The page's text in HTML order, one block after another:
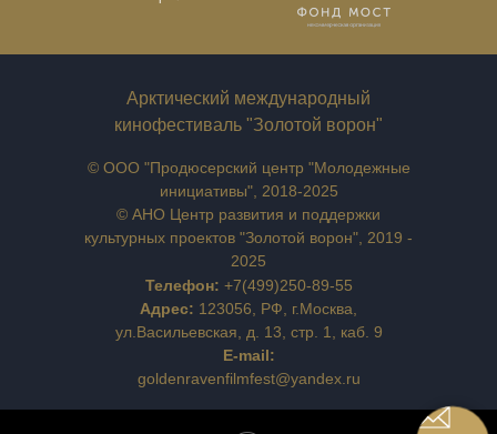
Арктический международный
кинофестиваль "Золотой ворон"
Телефон: +7(499)250-89-55
Адрес: 123056, РФ, г.Москва,
ул.Васильевская, д. 13, стр. 1, каб. 9
E-mail:
goldenravenfilmfest@yandex.ru
© ООО "Продюсерский центр "Молодежные
инициативы", 2018-2025
© АНО Центр развития и поддержки
культурных проектов "Золотой ворон", 2019 -
2025